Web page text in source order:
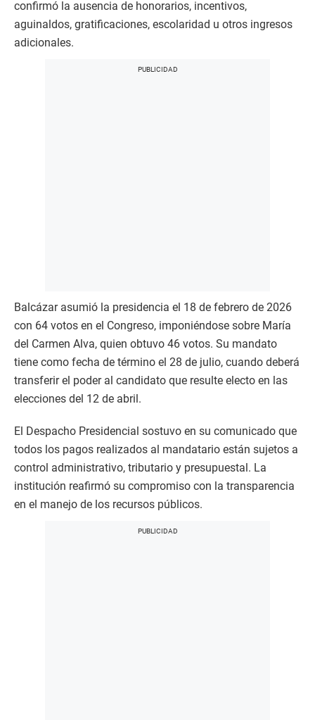
confirmó la ausencia de honorarios, incentivos,
aguinaldos, gratificaciones, escolaridad u otros ingresos
adicionales.
Balcázar asumió la presidencia el 18 de febrero de 2026
con 64 votos en el Congreso, imponiéndose sobre María
del Carmen Alva, quien obtuvo 46 votos. Su mandato
tiene como fecha de término el 28 de julio, cuando deberá
transferir el poder al candidato que resulte electo en las
elecciones del 12 de abril.
El Despacho Presidencial sostuvo en su comunicado que
todos los pagos realizados al mandatario están sujetos a
control administrativo, tributario y presupuestal. La
institución reafirmó su compromiso con la transparencia
en el manejo de los recursos públicos.